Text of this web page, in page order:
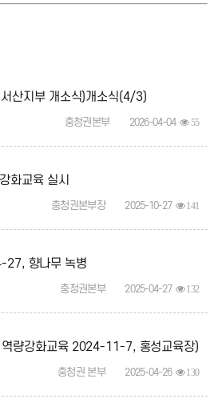
산지부 개소식)개소식(4/3)
충청권본부 2026-04-04 55
화교육 실시
충청권본부장 2025-10-27 141
27, 향나무 녹병
충청권본부 2025-04-27 132
역량강화교육 2024-11-7, 홍성교육장)
춫충청권 본부 2025-04-26 130